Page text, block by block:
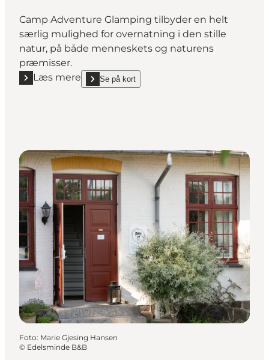
Camp Adventure Glamping tilbyder en helt
særlig mulighed for overnatning i den stille
natur, på både menneskets og naturens
præmisser.
Læs mere
Læs mere "Forest Village"
Se på kort
show Forest Village on_map
Foto: Marie Gjesing Hansen
© Edelsminde B&B